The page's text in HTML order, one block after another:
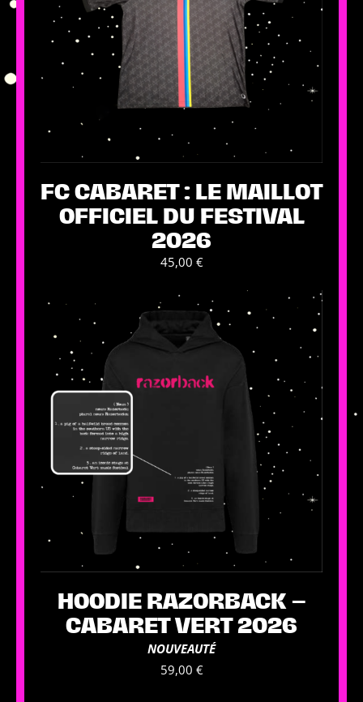
page
du
produit
FC CABARET : LE MAILLOT
OFFICIEL DU FESTIVAL
2026
45,00 €
plusieurs
variations.
Les
options
peuvent
être
choisies
sur
page
produit
HOODIE RAZORBACK –
CABARET VERT 2026
NOUVEAUTÉ
59,00 €